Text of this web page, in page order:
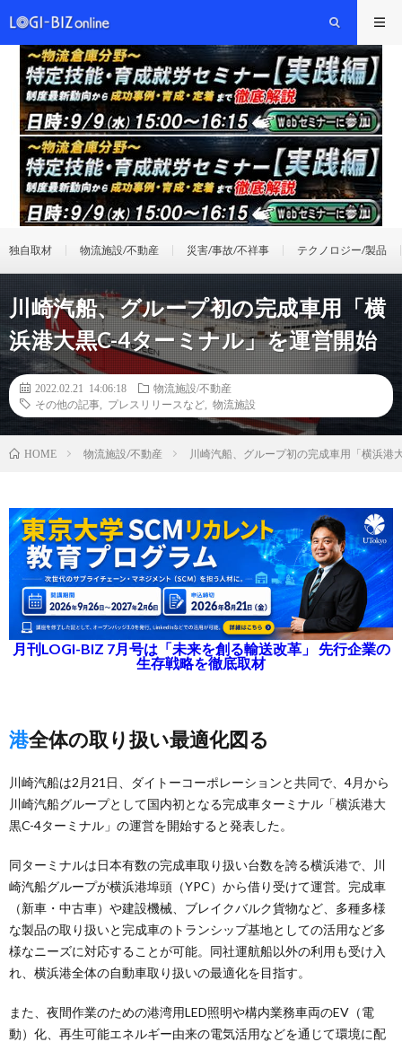
独自取材 物流施設/不動産 災害/事故/不祥事 テクノロジー/製品
川崎汽船、グループ初の完成車用「横
浜港大黒C-4ターミナル」を運営開始
2022.02.21 14:06:18
物流施設/不動産
その他の記事
プレスリリースなど 物流施設
HOME 物流施設/不動産 川崎汽船、グループ初の完成車用「横浜港
月刊LOGI-BIZ 7月号は「未来を創る輸送改革」 先行企業の
生存戦略を徹底取材
港全体の取り扱い最適化図る
川崎汽船は2月21日、ダイトーコーポレーションと共同で、4月から
川崎汽船グループとして国内初となる完成車ターミナル「横浜港大
黒C-4ターミナル」の運営を開始すると発表した。
同ターミナルは日本有数の完成車取り扱い台数を誇る横浜港で、川
崎汽船グループが横浜港埠頭（YPC）から借り受けて運営。完成車
（新車・中古車）や建設機械、ブレイクバルク貨物など、多種多様
な製品の取り扱いと完成車のトランシップ基地としての活用など多
様なニーズに対応することが可能。同社運航船以外の利用も受け入
れ、横浜港全体の自動車取り扱いの最適化を目指す。
また、夜間作業のための港湾用LED照明や構内業務車両のEV（電
動）化、再生可能エネルギー由来の電気活用などを通じて環境に配